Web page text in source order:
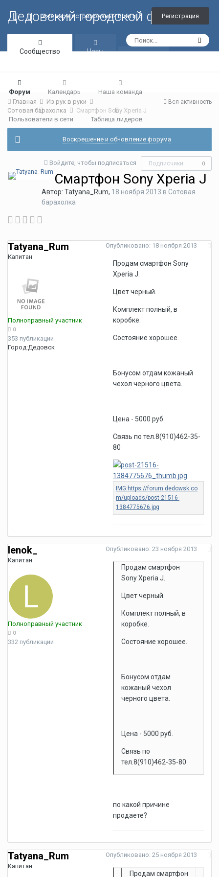
Дедовский городской форум
Уже зарегистрированы? Войти Регистрация
Сообщество
Форум Календарь Наша команда
Пользователи в сети Таблица лидеров
Чаты
Вся активность
Главная
Из рук в руки
Сотовая барахолка
Смартфон Sony Xperia J
Воскрешение и обновление форума
Войдите, чтобы подписаться Подписчики 0
Смартфон Sony Xperia J
Автор: Tatyana_Rum, 18 ноября 2013 в Сотовая
барахолка
Tatyana_Rum
Капитан
Полноправный участник
0
353 публикации
Город:Дедовск
Опубликовано: 18 ноября 2013
Продам смартфон Sony
Xperia J.
Цвет черный.
Комплект полный, в
коробке.
Состояние хорошее.
Бонусом отдам кожаный
чехол черного цвета.
Цена - 5000 руб.
Связь по тел.8(910)462-35-
80
lenok_
Капитан
Полноправный участник
0
332 публикации
Опубликовано: 23 ноября 2013
Продам смартфон
Sony Xperia J.
Цвет черный.
Комплект полный, в
коробке.
Состояние хорошее.
Бонусом отдам
кожаный чехол
черного цвета.
Цена - 5000 руб.
Связь по
тел.8(910)462-35-80
по какой причине
продаете?
Tatyana_Rum
Капитан
Опубликовано: 25 ноября 2013
Продам смартфон